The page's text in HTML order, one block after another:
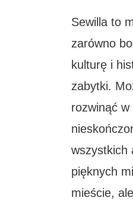
Sewilla to
zarówno
kulturę i
zabytki.
rozwinąć w
wszystkich
pięknych
mieście,